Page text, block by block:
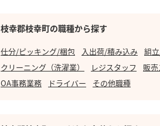
枝幸郡枝幸町の職種から探す
仕分/ピッキング/梱包 入出荷/積み込み 組
クリーニング（洗濯業）
レジスタッフ 販
OA事務業務
ドライバー その他職種